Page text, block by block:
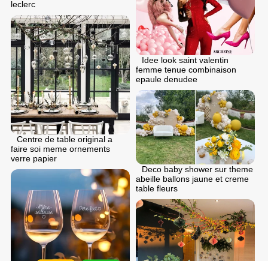
leclerc
Idee look saint valentin
femme tenue combinaison
epaule denudee
Centre de table original a
faire soi meme ornements
verre papier
Deco baby shower sur theme
abeille ballons jaune et creme
table fleurs